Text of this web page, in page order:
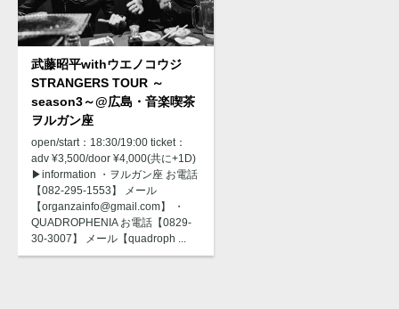
武藤昭平withウエノコウジ
STRANGERS TOUR ～
season3～@広島・音楽喫茶
ヲルガン座
open/start：18:30/19:00 ticket：
adv ¥3,500/door ¥4,000(共に+1D)
▶︎information ・ヲルガン座 お電話
【082-295-1553】 メール
【organzainfo@gmail.com】 ・
QUADROPHENIA お電話【0829-
30-3007】 メール【quadroph ...